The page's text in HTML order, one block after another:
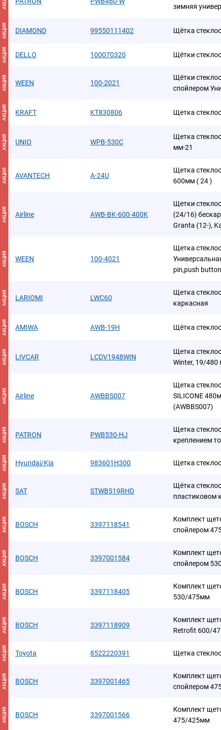
зимняя
АКЦИЯ DIAMOND 99550111402 Щётка
АКЦИЯ DELLO 100070320 Щётки
АКЦИЯ WEEN 100-2021
Щётки
спойлером
АКЦИЯ KRAFT KT830806 Щетка
АКЦИЯ UNIO WPB-530C
Щетка
мм-21
АКЦИЯ AVANTECH A-24U
Щетка
600мм ( 24 )
АКЦИЯ Airline AWB-BK-600-400K
Щетки
(24/16)
Granta (12-),
АКЦИЯ WEEN 100-4021
Щетка
pin,push
АКЦИЯ LARIOMI LWC60
Щетка
каркасная
АКЦИЯ AMIWA AWB-19H Щётка
АКЦИЯ LIVCAR LCDV1948WIN
Щетка
Winter, 19/480
АКЦИЯ Airline AWBBS007
Щетка
SILICONE
(AWBBS007)
АКЦИЯ PATRON PWB530-HJ
Щетка
креплением
АКЦИЯ Hyundai/Kia 983601H300 Щетка
АКЦИЯ SAT STWB519RHD
Щётка
пластиковом
АКЦИЯ BOSCH 3397118541
Комплект
спойлером
АКЦИЯ BOSCH 3397001584
Комплект
спойлером
АКЦИЯ BOSCH 3397118405
Комплект
530/475мм
АКЦИЯ BOSCH 3397118909
Комплект
Retrofit 600/
АКЦИЯ Toyota 8522220391 Щетка
АКЦИЯ BOSCH 3397001465
Комплект
спойлером
АКЦИЯ BOSCH 3397001566
Комплект
475/425мм